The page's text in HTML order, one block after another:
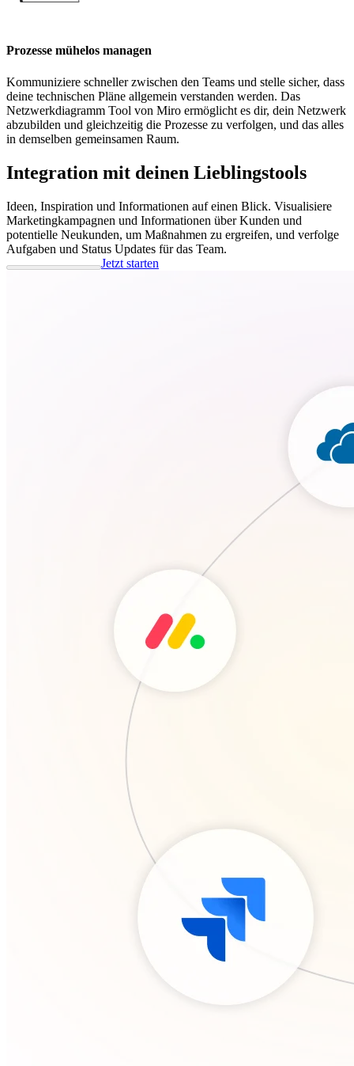
Prozesse mühelos managen
Kommuniziere schneller zwischen den Teams und stelle sicher, dass
deine technischen Pläne allgemein verstanden werden. Das
Netzwerkdiagramm Tool von Miro ermöglicht es dir, dein Netzwerk
abzubilden und gleichzeitig die Prozesse zu verfolgen, und das alles
in demselben gemeinsamen Raum.
Integration mit deinen Lieblingstools
Ideen, Inspiration und Informationen auf einen Blick. Visualisiere
Marketingkampagnen und Informationen über Kunden und
potentielle Neukunden, um Maßnahmen zu ergreifen, und verfolge
Aufgaben und Status Updates für das Team.
Jetzt starten